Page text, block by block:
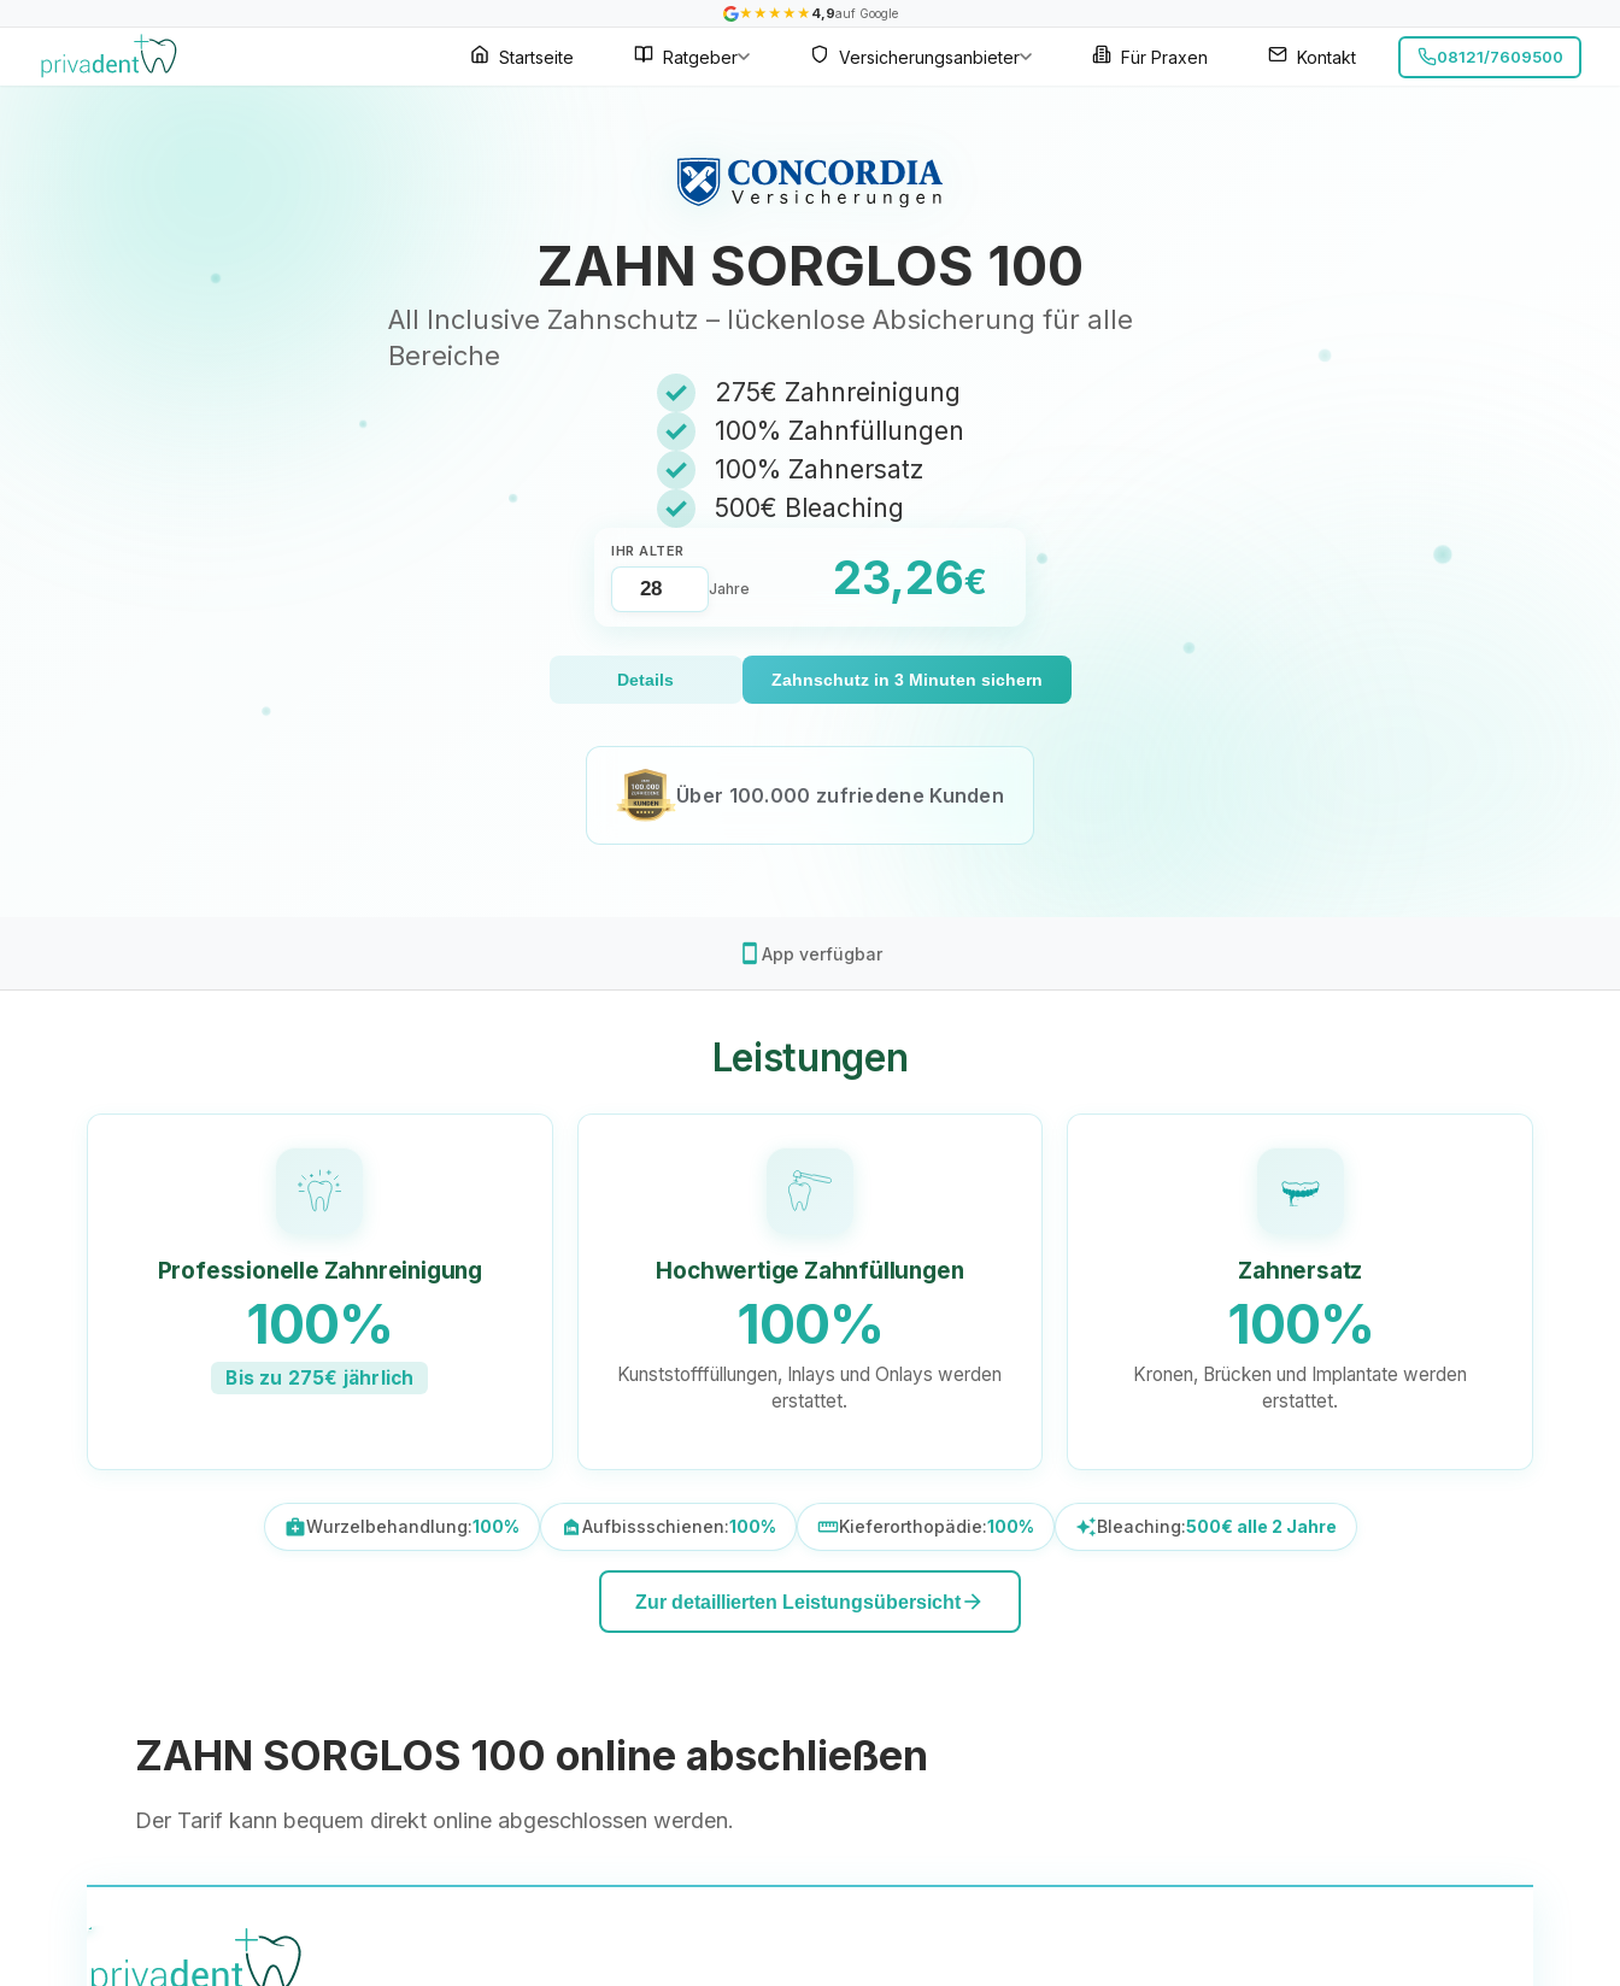
★ ★ ★ ★ ★ 4,9auf Google
Startseite Ratgeber Versicherungsanbieter Für Praxen Kontakt 08121/7609500
ZAHN SORGLOS 100
All Inclusive Zahnschutz – lückenlose Absicherung für alle
Bereiche
✓ 275€ Zahnreinigung
✓ 100% Zahnfüllungen
✓ 100% Zahnersatz
✓ 500€ Bleaching
IHR ALTER
Jahre 23,26€
Details Zahnschutz in 3 Minuten sichern
Über 100.000 zufriedene Kunden
smartphone App verfügbar
Leistungen
Professionelle Zahnreinigung
100%
Bis zu 275€ jährlich
Hochwertige Zahnfüllungen
100%
Kunststofffüllungen, Inlays und Onlays werden
erstattet.
Zahnersatz
100%
Kronen, Brücken und Implantate werden
erstattet.
medical_servicesWurzelbehandlung:100% night_shelterAufbissschienen:100% straightenKieferorthopädie:100% auto_awesomeBleaching:500€ alle 2 Jahre
Zur detaillierten Leistungsübersichtarrow_forward
ZAHN SORGLOS 100 online abschließen
Der Tarif kann bequem direkt online abgeschlossen werden.